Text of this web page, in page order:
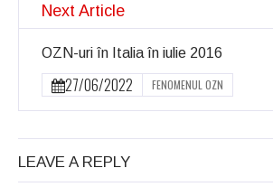
Next Article
OZN-uri în Italia în iulie 2016
27/06/2022 FENOMENUL OZN
LEAVE A REPLY